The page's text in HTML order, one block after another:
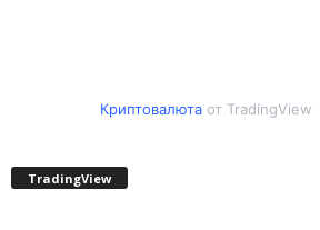
Криптовалютаот TradingView
TradingView